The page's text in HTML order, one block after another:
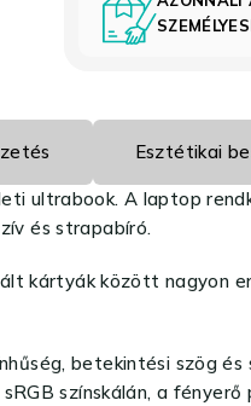
Esztétikai
ultrabook. A laptop
és strapabíró.
kártyák között nagyon
betekintési szög
színskálán, a